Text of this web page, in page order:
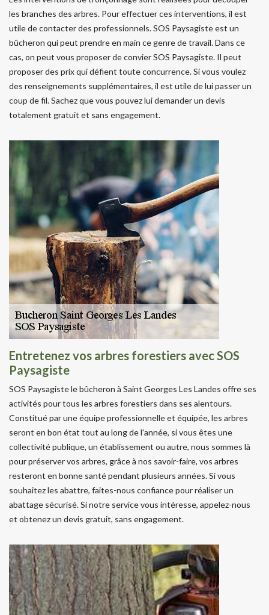
les branches des arbres. Pour effectuer ces interventions, il est
utile de contacter des professionnels. SOS Paysagiste est un
bûcheron qui peut prendre en main ce genre de travail. Dans ce
cas, on peut vous proposer de convier SOS Paysagiste. Il peut
proposer des prix qui défient toute concurrence. Si vous voulez
des renseignements supplémentaires, il est utile de lui passer un
coup de fil. Sachez que vous pouvez lui demander un devis
totalement gratuit et sans engagement.
Entretenez vos arbres forestiers avec SOS
Paysagiste
SOS Paysagiste le bûcheron à Saint Georges Les Landes offre ses
activités pour tous les arbres forestiers dans ses alentours.
Constitué par une équipe professionnelle et équipée, les arbres
seront en bon état tout au long de l'année, si vous êtes une
collectivité publique, un établissement ou autre, nous sommes là
pour préserver vos arbres, grâce à nos savoir-faire, vos arbres
resteront en bonne santé pendant plusieurs années. Si vous
souhaitez les abattre, faites-nous confiance pour réaliser un
abattage sécurisé. Si notre service vous intéresse, appelez-nous
et obtenez un devis gratuit, sans engagement.